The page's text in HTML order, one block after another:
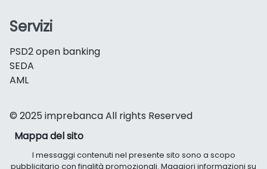
Servizi
PSD2 open banking
SEDA
AML
© 2025 imprebanca All rights Reserved
Mappa del sito
I messaggi contenuti nel presente sito sono a scopo
pubblicitario con finalità promozionali. Maggiori informazioni su